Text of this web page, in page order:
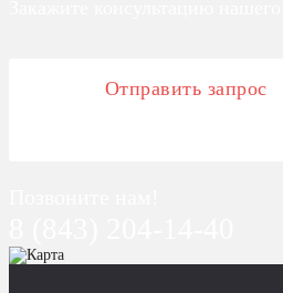
Отправить запрос